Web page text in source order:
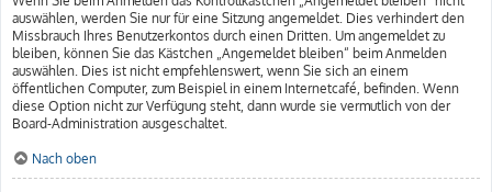
auswählen, werden Sie nur für eine Sitzung angemeldet. Dies verhindert den
Missbrauch Ihres Benutzerkontos durch einen Dritten. Um angemeldet zu
bleiben, können Sie das Kästchen „Angemeldet bleiben“ beim Anmelden
auswählen. Dies ist nicht empfehlenswert, wenn Sie sich an einem
öffentlichen Computer, zum Beispiel in einem Internetcafé, befinden. Wenn
diese Option nicht zur Verfügung steht, dann wurde sie vermutlich von der
Board-Administration ausgeschaltet.
Nach oben